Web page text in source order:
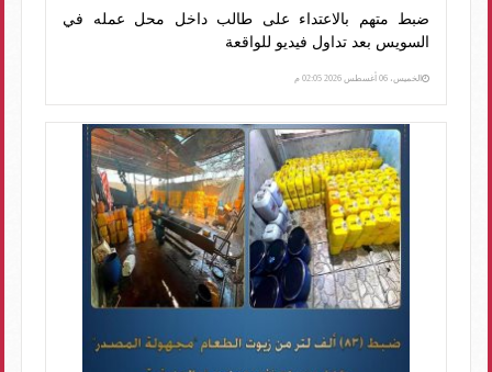
ضبط متهم بالاعتداء على طالب داخل محل عمله في
السويس بعد تداول فيديو للواقعة
الخميس، 06 أغسطس 2026 02:05 م